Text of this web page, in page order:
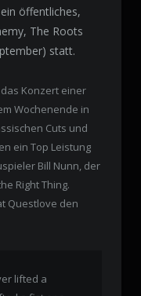
öffentliches,
The Roots
statt.
Konzert einer
Wochenende in
Cuts und
ein Top Leistung
Bill Nunn, der
Right Thing.
Questlove den
lifted a